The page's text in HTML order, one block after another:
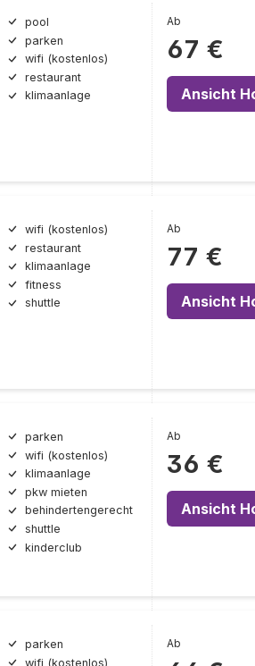
pool
parken
wifi (kostenlos)
restaurant
klimaanlage
Ab
67 €
Ansicht
wifi (kostenlos)
restaurant
klimaanlage
fitness
shuttle
Ab
77 €
Ansicht
parken
wifi (kostenlos)
klimaanlage
pkw mieten
behindertengerecht
shuttle
kinderclub
Ab
36 €
Ansicht
parken
wifi (kostenlos)
Ab